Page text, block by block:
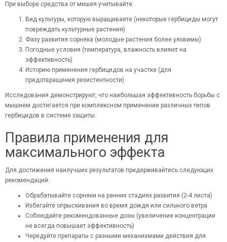
При выборе средства от мишея учитывайте:
Вид культуры, которую выращиваете (некоторые гербициды могут
повреждать культурные растения)
Фазу развития сорняка (молодые растения более уязвимы)
Погодные условия (температура, влажность влияют на
эффективность)
Историю применения гербицидов на участке (для
предотвращения резистентности)
Исследования демонстрируют, что наибольшая эффективность борьбы с
мышием достигается при комплексном применении различных типов
гербицидов в системе защиты.
Правила применения для
максимального эффекта
Для достижения наилучших результатов придерживайтесь следующих
рекомендаций:
Обрабатывайте сорняки на ранних стадиях развития (2-4 листа)
Избегайте опрыскивания во время дождя или сильного ветра
Соблюдайте рекомендованные дозы (увеличение концентрации
не всегда повышает эффективность)
Чередуйте препараты с разными механизмами действия для